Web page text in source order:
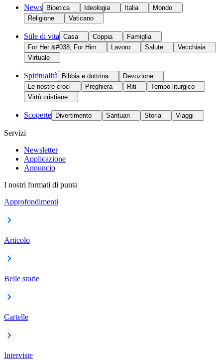
News Bioetica Ideologia Italia
Mondo
Religione
Vaticano
Stile di vita Casa Coppia
Famiglia
For Her &#038; For Him
Lavoro Salute
Vecchiaia
Virtuale
Spiritualità Bibbia e dottrina
Devozione
Le nostre croci
Preghiera Riti
Tempo liturgico
Virtù cristiane
Scoperte Divertimento Santuari Storia Viaggi
Servizi
Newsletter
Applicazione
Annuncio
I nostri formati di punta
Approfondimenti
Articolo
Belle storie
Cartelle
Interviste